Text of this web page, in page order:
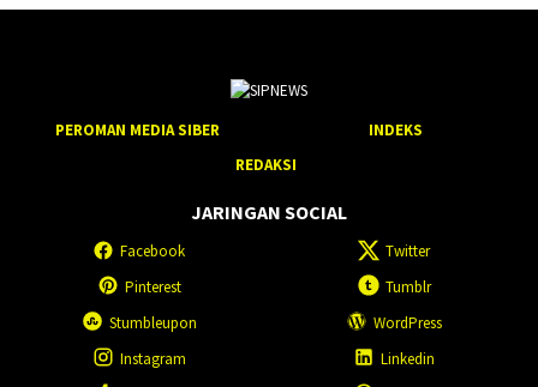
PEROMAN MEDIA SIBER
INDEKS
REDAKSI
JARINGAN SOCIAL
Facebook
Twitter
Pinterest
Tumblr
Stumbleupon
WordPress
Instagram
Linkedin